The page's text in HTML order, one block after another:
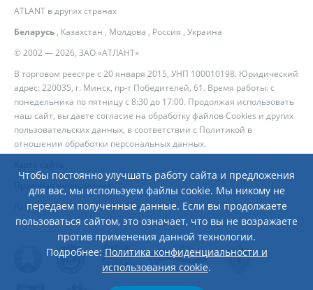
Чтобы постоянно улучшать работу сайта и предложения
для вас, мы используем файлы cookie. Мы никому не
передаем полученные данные. Если вы продолжаете
пользоваться сайтом, это означает, что вы не возражаете
против применения данной технологии.
Подробнее: Политика конфиденциальности и
использования cookie.
© 2002 — 2026, ЗАО «АТЛАНТ»
В торговом реестре с 20 января 2015, УНП 100010198. Юридический
адрес: 220035, г. Минск, пр-т Победителей, 61. Время работы: с
понедельника по пятницу с 8:30 до 17:00. Продолжая использовать
наш сайт, вы даете согласие на обработку файлов Cookies и других
пользовательских данных, в соответствии с Политикой в
отношении обработки персональных данных.
Разработка сайта— Новый Сайт
ATLANT в других странах
Беларусь , Казахстан , Молдова , Россия , Украина